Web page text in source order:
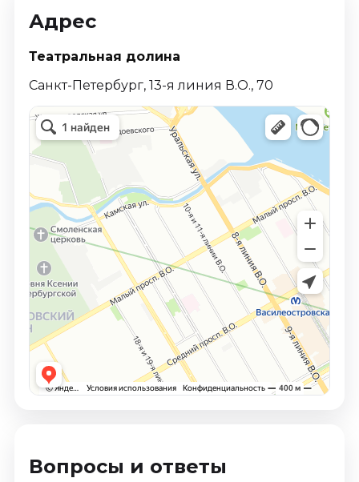
Адрес
Театральная долина
Санкт-Петербург, 13-я линия В.О., 70
Вопросы и ответы